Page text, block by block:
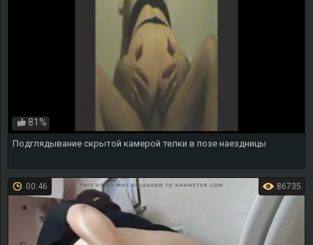
81%
Подглядывание скрытой камерой телки в позе наездницы
86735
00:46